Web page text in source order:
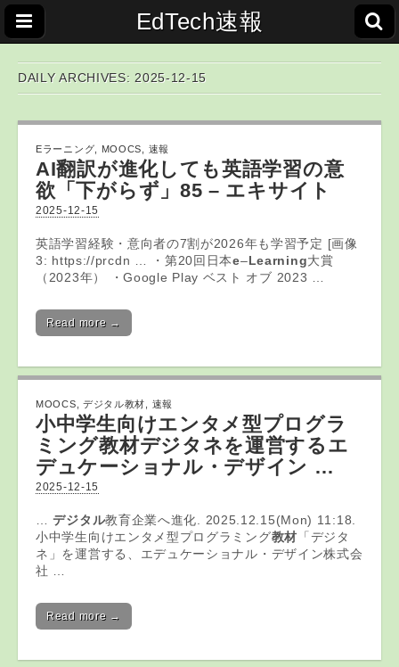
EdTech速報
DAILY ARCHIVES: 2025-12-15
Eラーニング MOOCS 速報
AI翻訳が進化しても英語学習の意
欲「下がらず」85 – エキサイト
2025-12-15
英語学習経験・意向者の7割が2026年も学習予定 [画像
3: https://prcdn … ・第20回日本e–Learning大賞
（2023年） ・Google Play ベスト オブ 2023 …
Read more →
MOOCS デジタル教材 速報
小中学生向けエンタメ型プログラ
ミング教材デジタネを運営するエ
デュケーショナル・デザイン …
2025-12-15
…デジタル教育企業へ進化. 2025.12.15(Mon) 11:18.
小中学生向けエンタメ型プログラミング教材 「デジタ
ネ」を運営する、エデュケーショナル・デザイン株式会
社 …
Read more →